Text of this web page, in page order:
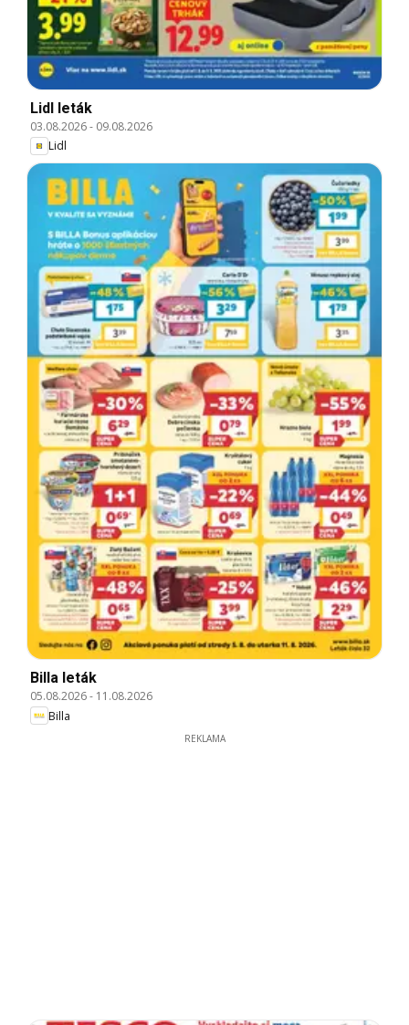
Lidl leták
03.08.2026- 09.08.2026
Lidl
Billa leták
05.08.2026- 11.08.2026
Billa
REKLAMA